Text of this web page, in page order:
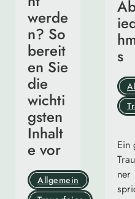
werde
n? So
bereit
en Sie
die
wichti
gsten
Inhalt
e vor
Allgemein
s
Ein
ner